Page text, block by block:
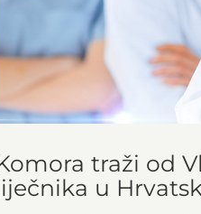
traži od
u